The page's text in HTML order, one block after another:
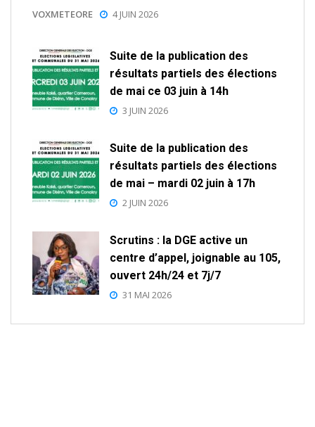
VOXMETEORE 4 JUIN 2026
Suite de la publication des
résultats partiels des élections
de mai ce 03 juin à 14h
3 JUIN 2026
Suite de la publication des
résultats partiels des élections
de mai – mardi 02 juin à 17h
2 JUIN 2026
Scrutins : la DGE active un
centre d’appel, joignable au 105,
ouvert 24h/24 et 7j/7
31 MAI 2026